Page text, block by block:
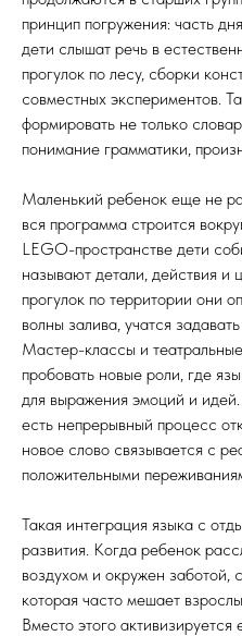
принцип погружения: часть
дети слышат речь в
прогулок по лесу, сборки
совместных экспериментов.
формировать не только
понимание грамматики,
Маленький ребенок еще не
вся программа строится
LEGO-пространстве дети
называют детали, действия и
прогулок по территории они
волны залива, учатся
Мастер-классы и
пробовать новые роли, где
для выражения эмоций и
есть непрерывный процесс
новое слово связывается с
положительными
Такая интеграция языка с
развития. Когда ребенок
воздухом и окружен заботой,
которая часто мешает
Вместо этого активизируется